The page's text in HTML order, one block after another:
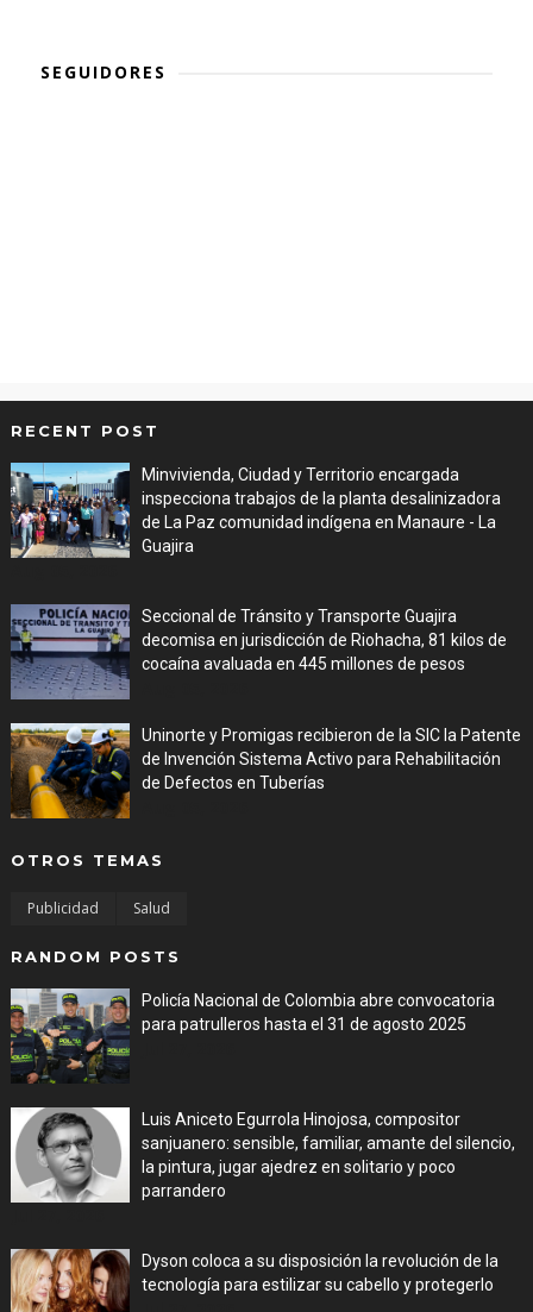
SEGUIDORES
RECENT POST
Minvivienda, Ciudad y Territorio encargada
inspecciona trabajos de la planta desalinizadora
de La Paz comunidad indígena en Manaure - La
Guajira
Seccional de Tránsito y Transporte Guajira
decomisa en jurisdicción de Riohacha, 81 kilos de
cocaína avaluada en 445 millones de pesos
Uninorte y Promigas recibieron de la SIC la Patente
de Invención Sistema Activo para Rehabilitación
de Defectos en Tuberías
OTROS TEMAS
Publicidad Salud
RANDOM POSTS
Policía Nacional de Colombia abre convocatoria
para patrulleros hasta el 31 de agosto 2025
Luis Aniceto Egurrola Hinojosa, compositor
sanjuanero: sensible, familiar, amante del silencio,
la pintura, jugar ajedrez en solitario y poco
parrandero
Dyson coloca a su disposición la revolución de la
tecnología para estilizar su cabello y protegerlo